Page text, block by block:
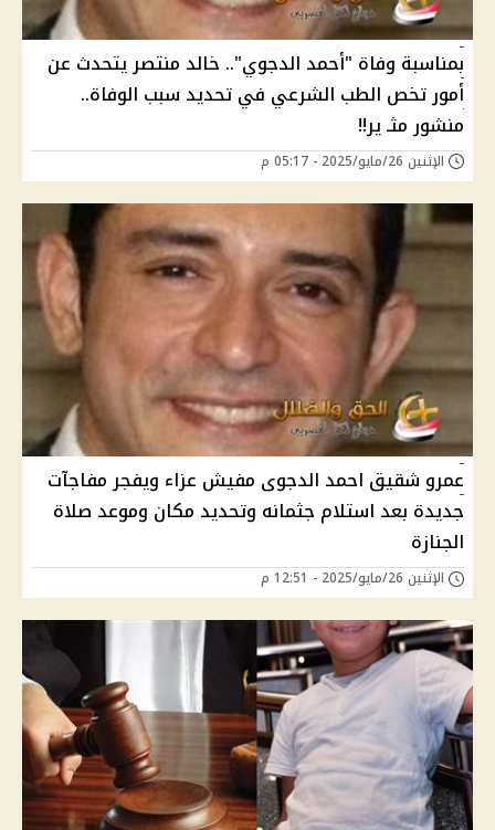
بمناسبة وفاة "أحمد الدجوي".. خالد منتصر يتحدث عن
أمور تخص الطب الشرعي في تحديد سبب الوفاة..
منشور مثـ ير!!
الإثنين 26/مايو/2025 - 05:17 م
عمرو شقيق احمد الدجوى مفيش عزاء ويفجر مفاجآت
جديدة بعد استلام جثمانه وتحديد مكان وموعد صلاة
الجنازة
الإثنين 26/مايو/2025 - 12:51 م